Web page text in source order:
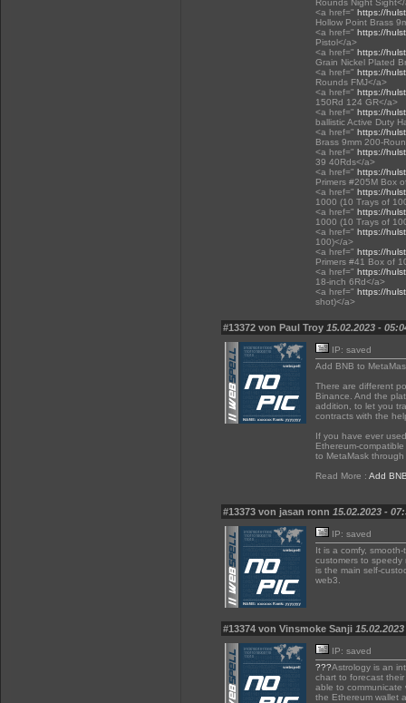
Rounds Night
<a href=" https://
Hollow Point Brass
<a href=" https://
Pistol</a>
<a href=" https://
Grain Nickel Plated
<a href=" https://
Rounds FMJ</a>
<a href=" https://
150Rd 124 GR</a>
<a href=" https://
ballistic Active Duty
<a href=" https://
Brass 9mm 200-
<a href=" https://
39 40Rds</a>
<a href=" https://
Primers #205M Box
<a href=" https://
1000 (10 Trays of
<a href=" https://
1000 (10 Trays of
<a href=" https://
100)</a>
<a href=" https://
Primers #41 Box of
<a href=" https://
18-inch 6Rd</a>
<a href=" https://
shot)</a>
#13372 von Paul Troy 15.02.2023 -
IP: saved
Add BNB to
There are different
Binance. And the
addition, to let you
contracts with the
If you have ever
Ethereum-
to MetaMask
Read More : Add
#13373 von jasan ronn 15.02.2023 -
IP: saved
It is a comfy,
customers to speedy
is the main self-
web3.
#13374 von Vinsmoke Sanji
IP: saved
???Astrology is an
chart to forecast
able to
the Ethereum wallet